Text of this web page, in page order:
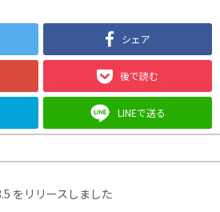
シェア
後で読む
LINEで送る
をリリースしました